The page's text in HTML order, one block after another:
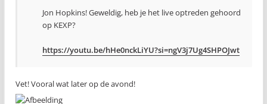
Jon Hopkins! Geweldig, heb je het live optreden gehoord
op KEXP?
https://youtu.be/hHe0nckLiYU?si=ngV3j7Ug4SHPOJwt
Vet! Vooral wat later op de avond!